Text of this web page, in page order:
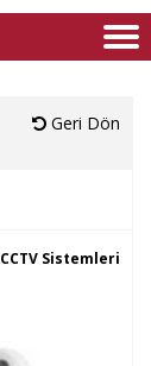
Geri Dön
CCTV Sistemleri